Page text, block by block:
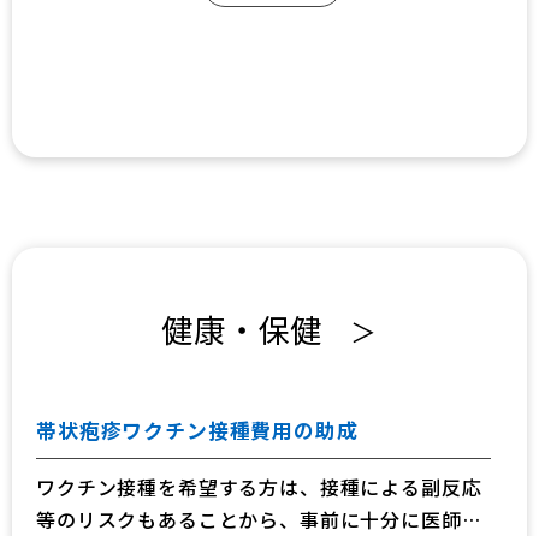
健康・保健 ＞
帯状疱疹ワクチン接種費用の助成
ワクチン接種を希望する方は、接種による副反応
等のリスクもあることから、事前に十分に医師と